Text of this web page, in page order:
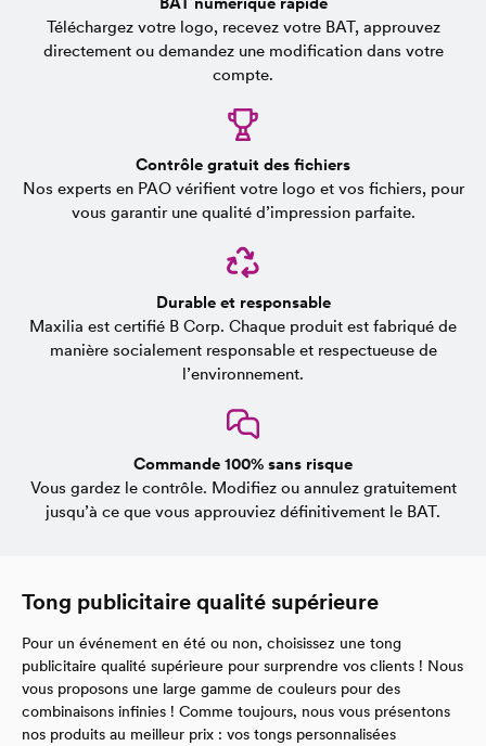
Téléchargez votre logo, recevez votre BAT, approuvez
directement ou demandez une modification dans votre
compte.
Contrôle gratuit des fichiers
Nos experts en PAO vérifient votre logo et vos fichiers, pour
vous garantir une qualité d’impression parfaite.
Durable et responsable
Maxilia est certifié B Corp. Chaque produit est fabriqué de
manière socialement responsable et respectueuse de
l’environnement.
Commande 100% sans risque
Vous gardez le contrôle. Modifiez ou annulez gratuitement
jusqu’à ce que vous approuviez définitivement le BAT.
Tong publicitaire qualité supérieure
Pour un événement en été ou non, choisissez une tong
publicitaire qualité supérieure pour surprendre vos clients ! Nous
vous proposons une large gamme de couleurs pour des
combinaisons infinies ! Comme toujours, nous vous présentons
nos produits au meilleur prix : vos tongs personnalisées